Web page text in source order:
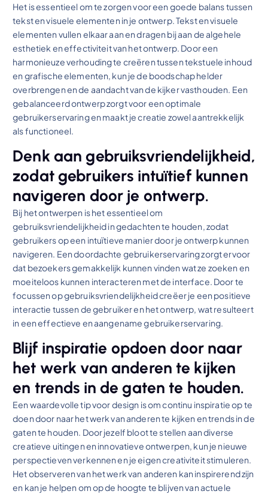
Het is essentieel om te zorgen voor een goede balans tussen
tekst en visuele elementen in je ontwerp. Tekst en visuele
elementen vullen elkaar aan en dragen bij aan de algehele
esthetiek en effectiviteit van het ontwerp. Door een
harmonieuze verhouding te creëren tussen tekstuele inhoud
en grafische elementen, kun je de boodschap helder
overbrengen en de aandacht van de kijker vasthouden. Een
gebalanceerd ontwerp zorgt voor een optimale
gebruikerservaring en maakt je creatie zowel aantrekkelijk
als functioneel.
Denk aan gebruiksvriendelijkheid,
zodat gebruikers intuïtief kunnen
navigeren door je ontwerp.
Bij het ontwerpen is het essentieel om
gebruiksvriendelijkheid in gedachten te houden, zodat
gebruikers op een intuïtieve manier door je ontwerp kunnen
navigeren. Een doordachte gebruikerservaring zorgt ervoor
dat bezoekers gemakkelijk kunnen vinden wat ze zoeken en
moeiteloos kunnen interacteren met de interface. Door te
focussen op gebruiksvriendelijkheid creëer je een positieve
interactie tussen de gebruiker en het ontwerp, wat resulteert
in een effectieve en aangename gebruikerservaring.
Blijf inspiratie opdoen door naar
het werk van anderen te kijken
en trends in de gaten te houden.
Een waardevolle tip voor design is om continu inspiratie op te
doen door naar het werk van anderen te kijken en trends in de
gaten te houden. Door jezelf bloot te stellen aan diverse
creatieve uitingen en innovatieve ontwerpen, kun je nieuwe
perspectieven verkennen en je eigen creativiteit stimuleren.
Het observeren van het werk van anderen kan inspirerend zijn
en kan je helpen om op de hoogte te blijven van actuele